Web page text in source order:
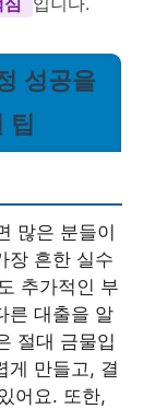
성공을
팁
많은 분들이
장 흔한 실수
추가적인 부
른 대출을 알
절대 금물입
게 만들고, 결
어요. 또한,